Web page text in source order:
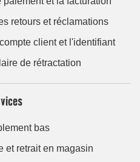
retours et réclamations
client et l'identifiant
de rétractation
bas
et retrait en magasin